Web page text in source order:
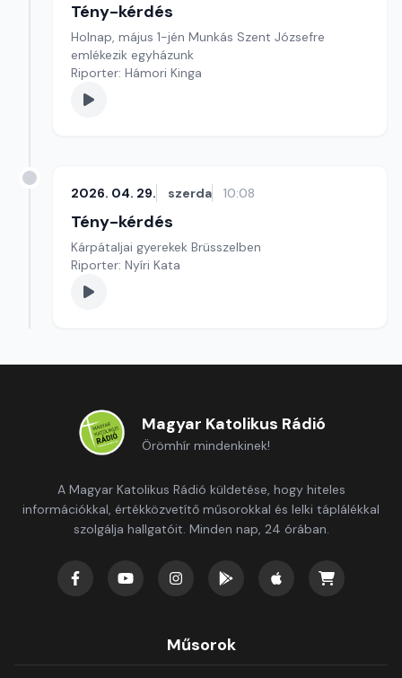
Tény-kérdés
Holnap, május 1-jén Munkás Szent Józsefre
emlékezik egyházunk
Riporter: Hámori Kinga
2026. 04. 29. szerda 10:08
Tény-kérdés
Kárpátaljai gyerekek Brüsszelben
Riporter: Nyíri Kata
Magyar Katolikus Rádió
Örömhír mindenkinek!
A Magyar Katolikus Rádió küldetése, hogy hiteles
információkkal, értékközvetítő műsorokkal és lelki táplálékkal
szolgálja hallgatóit. Minden nap, 24 órában.
Műsorok